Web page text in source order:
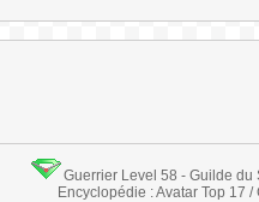
Guerrier Level 58 - Guilde
Encyclopédie : Avatar Top 17 /